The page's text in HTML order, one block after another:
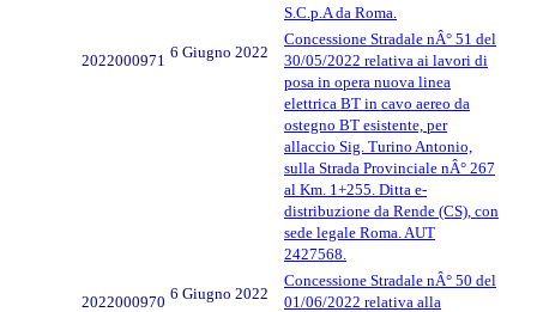
S.C.p.A da Roma.
2022000971 6 Giugno 2022
Concessione Stradale nÂ° 51 del
30/05/2022 relativa ai lavori di
posa in opera nuova linea
elettrica BT in cavo aereo da
ostegno BT esistente, per
allaccio Sig. Turino Antonio,
sulla Strada Provinciale nÂ° 267
al Km. 1+255. Ditta e-
distribuzione da Rende (CS), con
sede legale Roma. AUT
2427568.
2022000970 6 Giugno 2022
Concessione Stradale nÂ° 50 del
01/06/2022 relativa alla